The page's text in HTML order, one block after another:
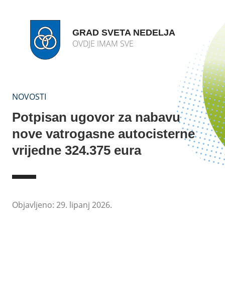
GRAD SVETA NEDELJA
OVDJE IMAM SVE
NOVOSTI
Potpisan ugovor za nabavu
nove vatrogasne autocisterne
vrijedne 324.375 eura
Objavljeno: 29. lipanj 2026.